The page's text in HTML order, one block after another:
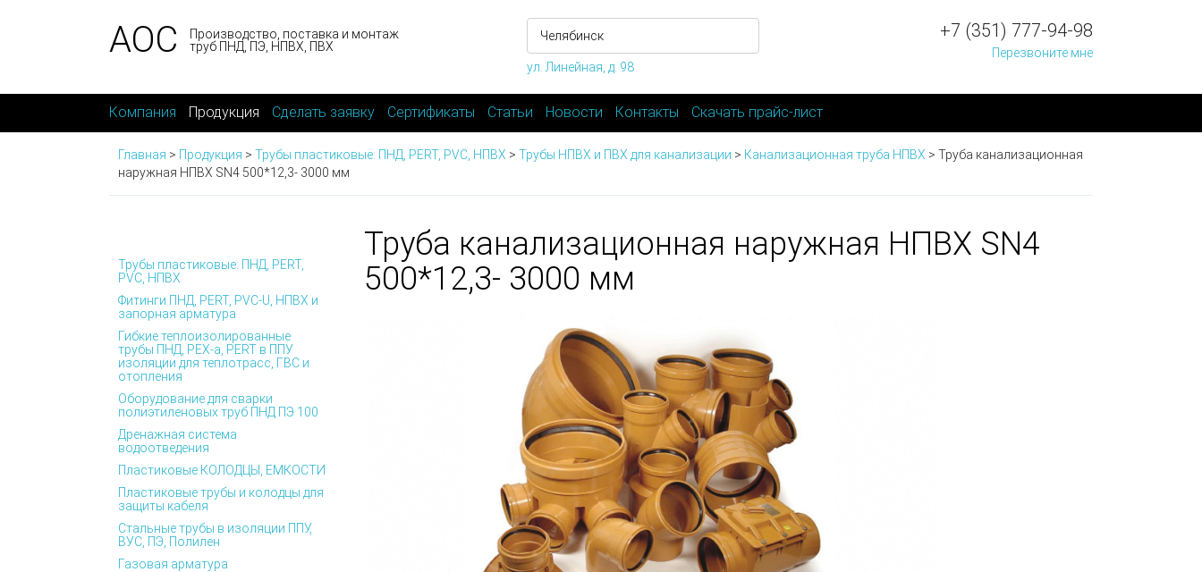
АОС
Производство, поставка и монтаж
труб ПНД, ПЭ, НПВХ, ПВХ
ул. Линейная, д. 98
+7 (351) 777-94-98
Перезвоните мне
Компания Продукция Сделать заявку Сертификаты Статьи Новости Контакты Скачать прайс-лист
Главная > Продукция > Трубы пластиковые: ПНД, PERT, PVC, НПВХ > Трубы НПВХ и ПВХ для канализации > Канализационная труба НПВХ > Труба канализационная
наружная НПВХ SN4 500*12,3- 3000 мм
Труба канализационная наружная НПВХ SN4
500*12,3- 3000 мм
Трубы пластиковые: ПНД, PERT,
PVC, НПВХ
Фитинги ПНД, PERT, PVC-U, НПВХ и
запорная арматура
Гибкие теплоизолированные
трубы ПНД, PEX-а, PERT в ППУ
изоляции для теплотрасс, ГВС и
отопления
Оборудование для сварки
полиэтиленовых труб ПНД ПЭ 100
Дренажная система
водоотведения
Пластиковые КОЛОДЦЫ, ЕМКОСТИ
Пластиковые трубы и колодцы для
защиты кабеля
Стальные трубы в изоляции ППУ,
ВУС, ПЭ, Полилен
Газовая арматура